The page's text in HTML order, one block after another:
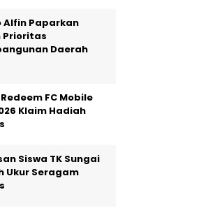
Alfin Paparkan
Prioritas
Daerah
FC Mobile
Klaim Hadiah
Siswa TK Sungai
Ukur Seragam